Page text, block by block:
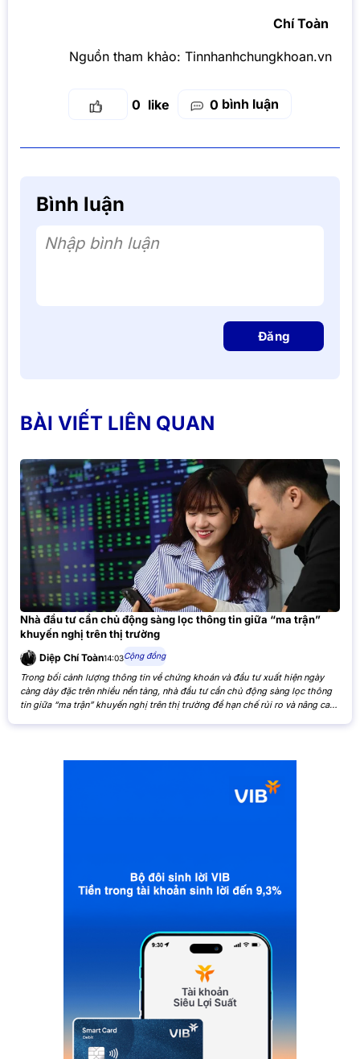
Chí Toàn
Nguồn tham khảo:Tinnhanhchungkhoan.vn
0 0 bình luận
Bình luận
Nhập bình luận
Đăng
BÀI VIẾT LIÊN QUAN
Nhà đầu tư cần chủ động sàng lọc thông tin giữa “ma trận”
khuyến nghị trên thị trường
Diệp Chí Toàn14:03Cộng đồng
Trong bối cảnh lượng thông tin về chứng khoán và đầu tư xuất hiện ngày
càng dày đặc trên nhiều nền tảng, nhà đầu tư cần chủ động sàng lọc thông
tin giữa “ma trận” khuyến nghị trên thị trường để hạn chế rủi ro và nâng cao